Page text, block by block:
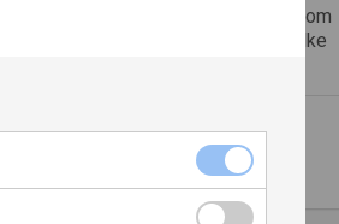
som tar høyere utdanning. Gjennom
met, får du som student innsikt i hvilke
det er å jobbe hos oss.